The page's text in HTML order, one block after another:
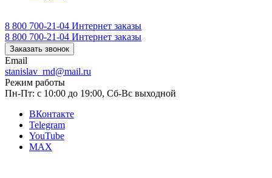
8 800 700-21-04 Интернет заказы
8 800 700-21-04 Интернет заказы
Заказать звонок
Email
stanislav_rnd@mail.ru
Режим работы
Пн-Пт: с 10:00 до 19:00, Сб-Вс выходной
ВКонтакте
Telegram
YouTube
MAX